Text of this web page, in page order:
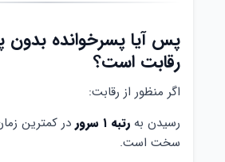
پس آیا پسرخوانده بدون
رقابت است؟
اگر منظور از رقابت:
رسیدن به رتبه ۱ سرور
در کمترین
سخت است.